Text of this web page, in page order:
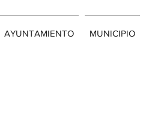
AYUNTAMIENTO MUNICIPIO